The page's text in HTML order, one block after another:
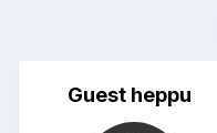
Guest heppu